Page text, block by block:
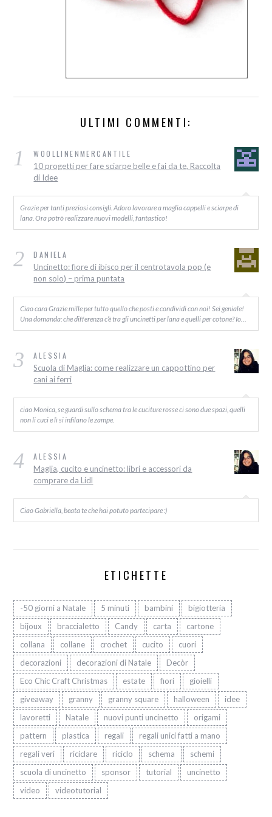
ULTIMI COMMENTI:
1 WOOLLINENMERCANTILE
10 progetti per fare sciarpe belle e fai da te, Raccolta
di Idee
Grazie per tanti preziosi consigli. Adoro lavorare a maglia cappelli e sciarpe di
lana. Ora potrò realizzare nuovi modelli, fantastico!
2 DANIELA
Uncinetto: fiore di ibisco per il centrotavola pop (e
non solo) – prima puntata
Ciao cara Grazie mille per tutto quello che posti e condividi con noi! Sei geniale!
Una domanda: che differenza c’è tra gli uncinetti per lana e quelli per cotone? Io…
3 ALESSIA
Scuola di Maglia: come realizzare un cappottino per
cani ai ferri
ciao Monica, se guardi sullo schema tra le cuciture rosse ci sono due spazi, quelli
non li cuci e lì si infilano le zampe.
4 ALESSIA
Maglia, cucito e uncinetto: libri e accessori da
comprare da Lidl
Ciao Gabriella, beata te che hai potuto partecipare :)
ETICHETTE
-50 giorni a Natale 5 minuti bambini
bigiotteria
bijoux
braccialetto Candy carta
cartone
collana
collane crochet cucito
cuori
decorazioni
decorazioni di Natale
Decòr
Eco Chic Craft Christmas
estate fiori
gioielli
giveaway
granny granny square halloween
idee
lavoretti
Natale nuovi punti uncinetto
origami
pattern
plastica regali
regali unici fatti a mano
regali veri
riciclare riciclo schema
schemi
scuola di uncinetto
sponsor tutorial
uncinetto
video
videotutorial